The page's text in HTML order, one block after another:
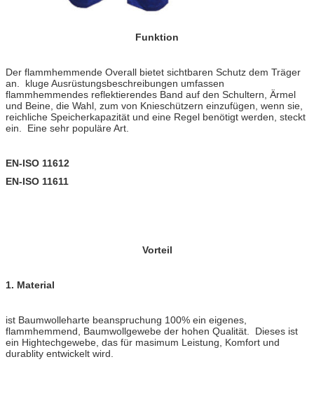
Funktion
Der flammhemmende Overall bietet sichtbaren Schutz dem Träger
an. kluge Ausrüstungsbeschreibungen umfassen
flammhemmendes reflektierendes Band auf den Schultern, Ärmel
und Beine, die Wahl, zum von Knieschützern einzufügen, wenn sie,
reichliche Speicherkapazität und eine Regel benötigt werden, steckt
ein. Eine sehr populäre Art.
EN-ISO 11612
EN-ISO 11611
Vorteil
1. Material
ist Baumwolleharte beanspruchung 100% ein eigenes,
flammhemmend, Baumwollgewebe der hohen Qualität. Dieses ist
ein Hightechgewebe, das für masimum Leistung, Komfort und
durablity entwickelt wird.